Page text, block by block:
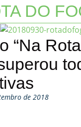
DO
“Na
de 2018